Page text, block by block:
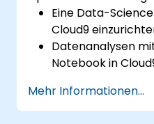
Eine Data-
Cloud9
Datenanalysen
Notebook in
S3, RDS und
AWS Cloud9 für
Mehr Informationen...